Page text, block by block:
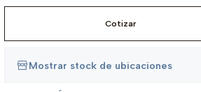
Cotizar
Mostrar stock de ubicaciones